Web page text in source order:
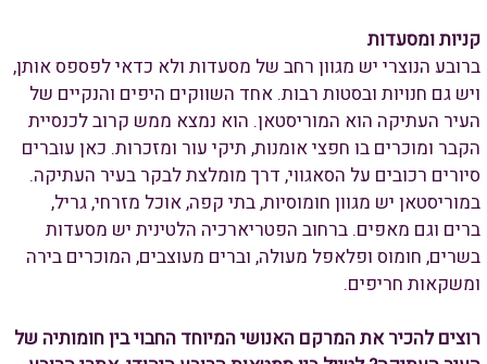
קניות ומסעדות
ברובע הנוצרי יש מגוון רחב של מסעדות ולא כדאי לפספס אותן,
ויש גם חנויות ובסטות רבות. אחד השווקים היפים והנקיים של
העיר העתיקה הוא המוריסטאן. הוא נמצא ממש קרוב לכנסיית
הקבר ומוכרים בו חפצי אומנות, תיקי עור ומזכרות. כאן עוברים
סיורים רכובים על הסאגווי, דרך מומלצת לבקר בעיר העתיקה.
במוריסטאן יש מגוון חומוסיות, בתי קפה, אוכל מזרחי, גריל,
ברים וגם מאפים. ברחוב הפטריארכיה הלטינית יש מסעדות
בשרים, חומוס ופלאפל מעולה, וברים מעוצבים, המוכרים בירה
ומשקאות חריפים.
רוצים להכיר את המרקם האנושי המיוחד החבוי בין חומותיה של